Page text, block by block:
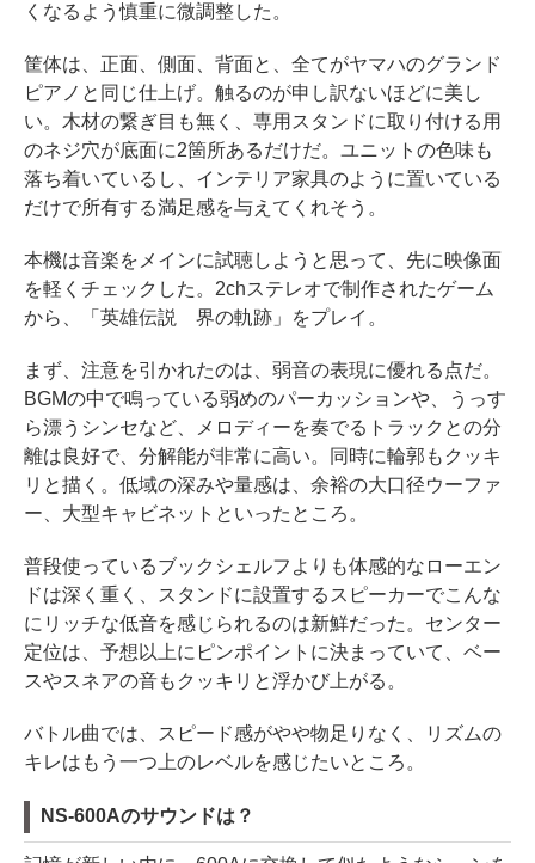
くなるよう慎重に微調整した。
筐体は、正面、側面、背面と、全てがヤマハのグランド
ピアノと同じ仕上げ。触るのが申し訳ないほどに美し
い。木材の繋ぎ目も無く、専用スタンドに取り付ける用
のネジ穴が底面に2箇所あるだけだ。ユニットの色味も
落ち着いているし、インテリア家具のように置いている
だけで所有する満足感を与えてくれそう。
本機は音楽をメインに試聴しようと思って、先に映像面
を軽くチェックした。2chステレオで制作されたゲーム
から、「英雄伝説 界の軌跡」をプレイ。
まず、注意を引かれたのは、弱音の表現に優れる点だ。
BGMの中で鳴っている弱めのパーカッションや、うっす
ら漂うシンセなど、メロディーを奏でるトラックとの分
離は良好で、分解能が非常に高い。同時に輪郭もクッキ
リと描く。低域の深みや量感は、余裕の大口径ウーファ
ー、大型キャビネットといったところ。
普段使っているブックシェルフよりも体感的なローエン
ドは深く重く、スタンドに設置するスピーカーでこんな
にリッチな低音を感じられるのは新鮮だった。センター
定位は、予想以上にピンポイントに決まっていて、ベー
スやスネアの音もクッキリと浮かび上がる。
バトル曲では、スピード感がやや物足りなく、リズムの
キレはもう一つ上のレベルを感じたいところ。
NS-600Aのサウンドは？